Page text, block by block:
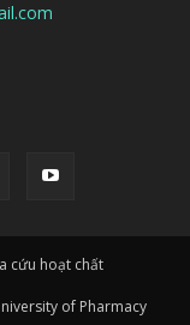
cứu hoạt chất
of Pharmacy